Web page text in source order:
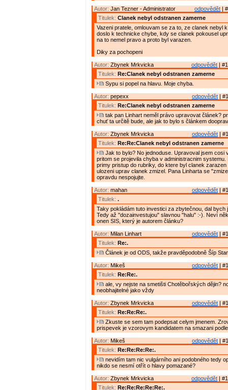
odpovědět |
Autor: Jan Tezner - Administrator
Titulek: Clanek nebyl odstranen zamerne
Vazeni pratele, omlouvam se za to, ze clanek nebyl
doslo k technicke chybe, kdy se clanek pokousel
na to nemel pravo a proto byl varazen.
Diky za pochopeni
odpovědět |
Autor: Zbynek Mrkvicka
Titulek: Re:Clanek nebyl odstranen zamerne
Sypu si popel na hlavu. Moje chyba.
odpovědět |
Autor: pepexx
Titulek: Re:Clanek nebyl odstranen zamerne
tak pan Linhart neměl právo upravovat článek?
chuť ta určitě bude, ale jak to bylo s článkem
odpovědět |
Autor: Zbynek Mrkvicka
Titulek: Re:Re:Clanek nebyl odstranen zamerne
Jak to bylo? No jednoduse. Upravoval jsem cosi
pritom se projevila chyba v administracnim systemu.
primy pristup do rubriky, do ktere byl clanek zarazen
ulozeni uprav clanek zmizel. Pana Linharta se
opravdu nespojujte.
odpovědět |
Autor: mahan
Titulek: .
Taky pokládám tuto investici za zbytečnou, dal bych
Tedy až "dozainvestujou" slavnou "halu" :-). Neví
onen SIS, který je autorem článku?
odpovědět |
Autor: Milan Linhart
Titulek: Re:.
Článek je od ODS, takže pravděpodobně Šíp
odpovědět |
Autor: Mikeš
Titulek: Re:Re:.
ale, vy nejste na smetišti Chotěbořských dějin?
neobhajitelné jako vždy
odpovědět |
Autor: Zbynek Mrkvicka
Titulek: Re:Re:Re:.
Zkuste se sem tam podepsat celym jmenem.
prispevek je vzorovym kandidatem na smazani
odpovědět |
Autor: Mikeš
Titulek: Re:Re:Re:Re:.
nevidím tam nic vulgárního ani podobného tedy
nikdo se nesmí otřít o hlavy pomazané?
odpovědět |
Autor: Zbynek Mrkvicka
Titulek: Re:Re:Re:Re:Re:.